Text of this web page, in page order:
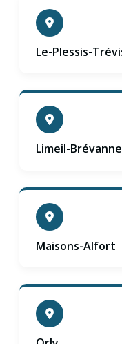
Le-Plessis-
Limeil-
Maisons-Alfort